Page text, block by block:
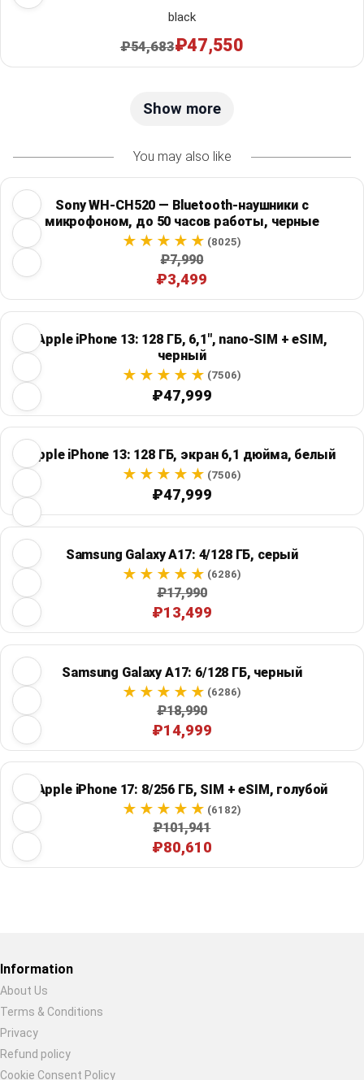
black
₽54,683₽47,550
Show more
You may also like
Sony WH-CH520 — Bluetooth-наушники с
микрофоном, до 50 часов работы, черные
(8025)
₽7,990
₽3,499
Apple iPhone 13: 128 ГБ, 6,1", nano-SIM + eSIM,
черный
(7506)
₽47,999
Apple iPhone 13: 128 ГБ, экран 6,1 дюйма, белый
(7506)
₽47,999
Samsung Galaxy A17: 4/128 ГБ, серый
(6286)
₽17,990
₽13,499
Samsung Galaxy A17: 6/128 ГБ, черный
(6286)
₽18,990
₽14,999
Apple iPhone 17: 8/256 ГБ, SIM + eSIM, голубой
(6182)
₽101,941
₽80,610
Information
About Us
Terms & Conditions
Privacy
Refund policy
Cookie Consent Policy